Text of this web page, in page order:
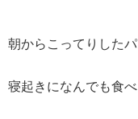
朝からこってりした
寝起きになんでも食